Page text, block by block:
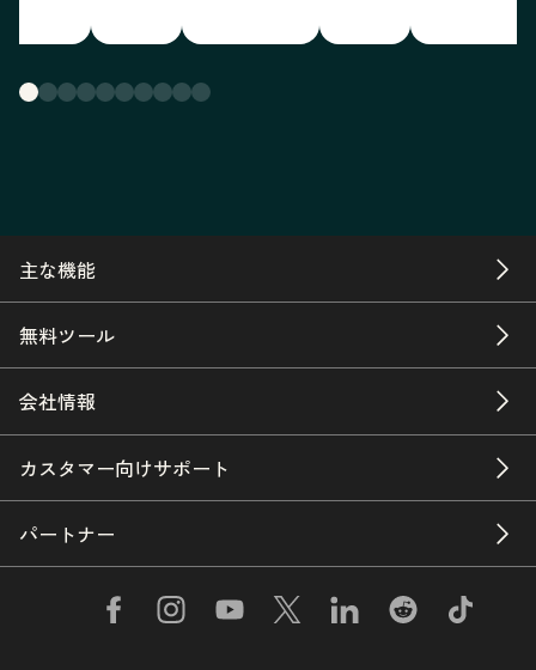
主な機能
無料ツール
会社情報
カスタマー向けサポート
パートナー